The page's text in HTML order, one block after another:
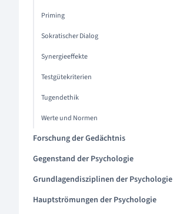
Priming
Sokratischer Dialog
Synergieeffekte
Testgütekriterien
Tugendethik
Werte und Normen
Forschung der Gedächtnis
Gegenstand der Psychologie
Grundlagendisziplinen der Psychologie
Hauptströmungen der Psychologie